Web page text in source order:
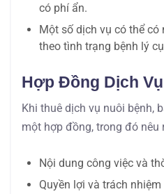
có phí ẩn.
Một số dịch vụ có thể
theo tình trạng bệnh lý
Hợp Đồng Dịch Vụ
Khi thuê dịch vụ nuôi bệnh,
một hợp đồng, trong đó nêu
Nội dung công việc và
Quyền lợi và trách